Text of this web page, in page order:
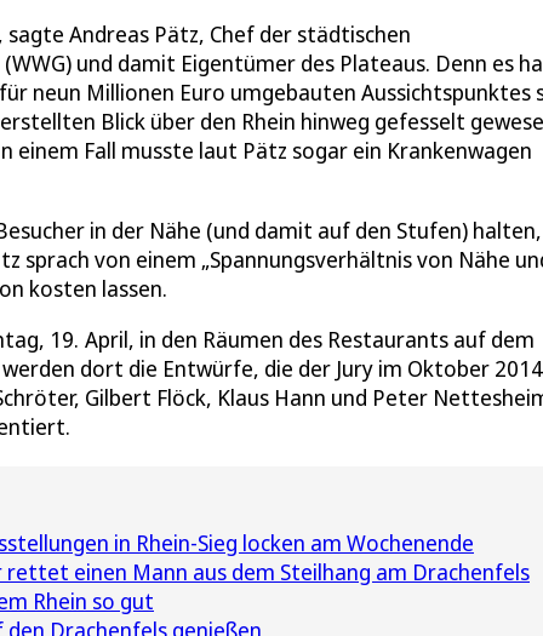
Andreas Pätz, Chef der städtischen
und damit Eigentümer des Plateaus. Denn es
neun Millionen Euro umgebauten Aussichtspunktes
Blick über den Rhein hinweg gefesselt
einem Fall musste laut Pätz sogar ein Krankenwagen
in der Nähe (und damit auf den Stufen) halten,
sprach von einem „Spannungsverhältnis von Nähe
kosten lassen.
19. April, in den Räumen des Restaurants auf dem
dort die Entwürfe, die der Jury im Oktober 2014
Gilbert Flöck, Klaus Hann und Peter
in Rhein-Sieg locken am Wochenende
einen Mann aus dem Steilhang am Drachenfels
Rhein so gut
Drachenfels genießen